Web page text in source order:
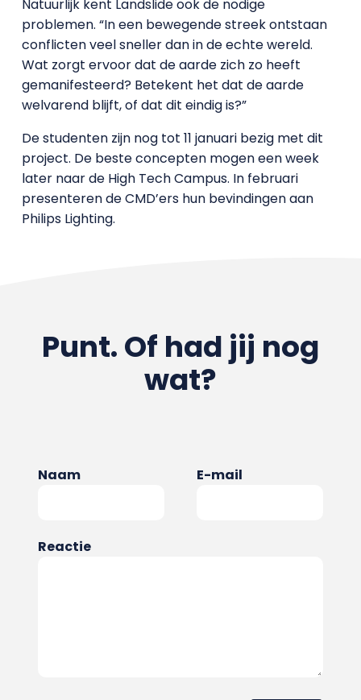
Natuurlijk kent Landslide ook de nodige
problemen. “In een bewegende streek ontstaan
conflicten veel sneller dan in de echte wereld.
Wat zorgt ervoor dat de aarde zich zo heeft
gemanifesteerd? Betekent het dat de aarde
welvarend blijft, of dat dit eindig is?”
De studenten zijn nog tot 11 januari bezig met dit
project. De beste concepten mogen een week
later naar de High Tech Campus. In februari
presenteren de CMD’ers hun bevindingen aan
Philips Lighting.
Punt. Of had jij nog
wat?
Naam E-mail
Reactie